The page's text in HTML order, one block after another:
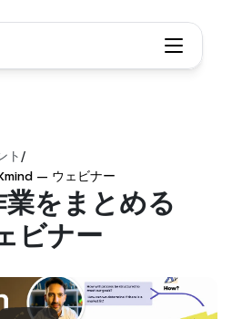
ト /
— ウェビナー
をまとめる
ビナー